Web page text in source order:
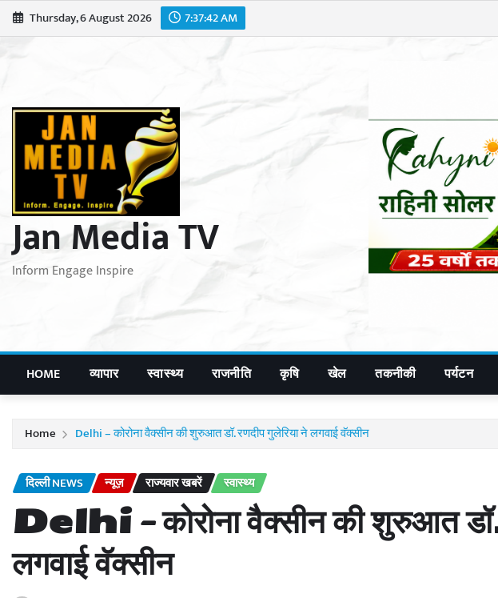
Skip
to
Thursday, 6 August 2026 7:37:43 AM
Jan Media TV
Inform Engage Inspire
HOME व्यापार स्वास्थ्य राजनीति कृषि खेल तकनीकी पर्यटन
Home Delhi – कोरोना वैक्सीन की शुरुआत डॉ. रणदीप गुलेरिया ने लगवाई वॅक्सीन
दिल्ली NEWS न्यूज़ राज्यवार खबरें स्वास्थ्य
Delhi – कोरोना वैक्सीन की शुरुआत डॉ.
लगवाई वॅक्सीन